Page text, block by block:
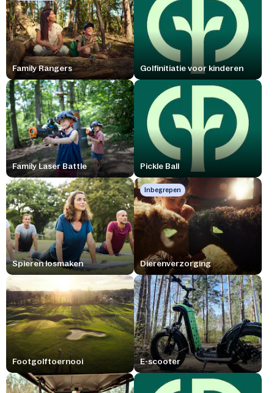
Family Rangers Golfinitiatie voor kinderen
Family Laser Battle Pickle Ball
Spieren losmaken
Inbegrepen
Dierenverzorging
Footgolftoernooi E-scooter